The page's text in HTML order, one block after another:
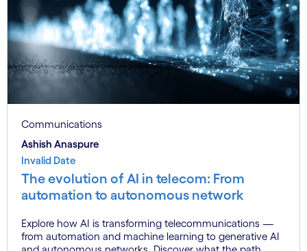
Communications
Ashish Anaspure
Invalid Date
The evolution of AI in telecom: From
automation to autonomous network
Explore how AI is transforming telecommunications —
from automation and machine learning to generative AI